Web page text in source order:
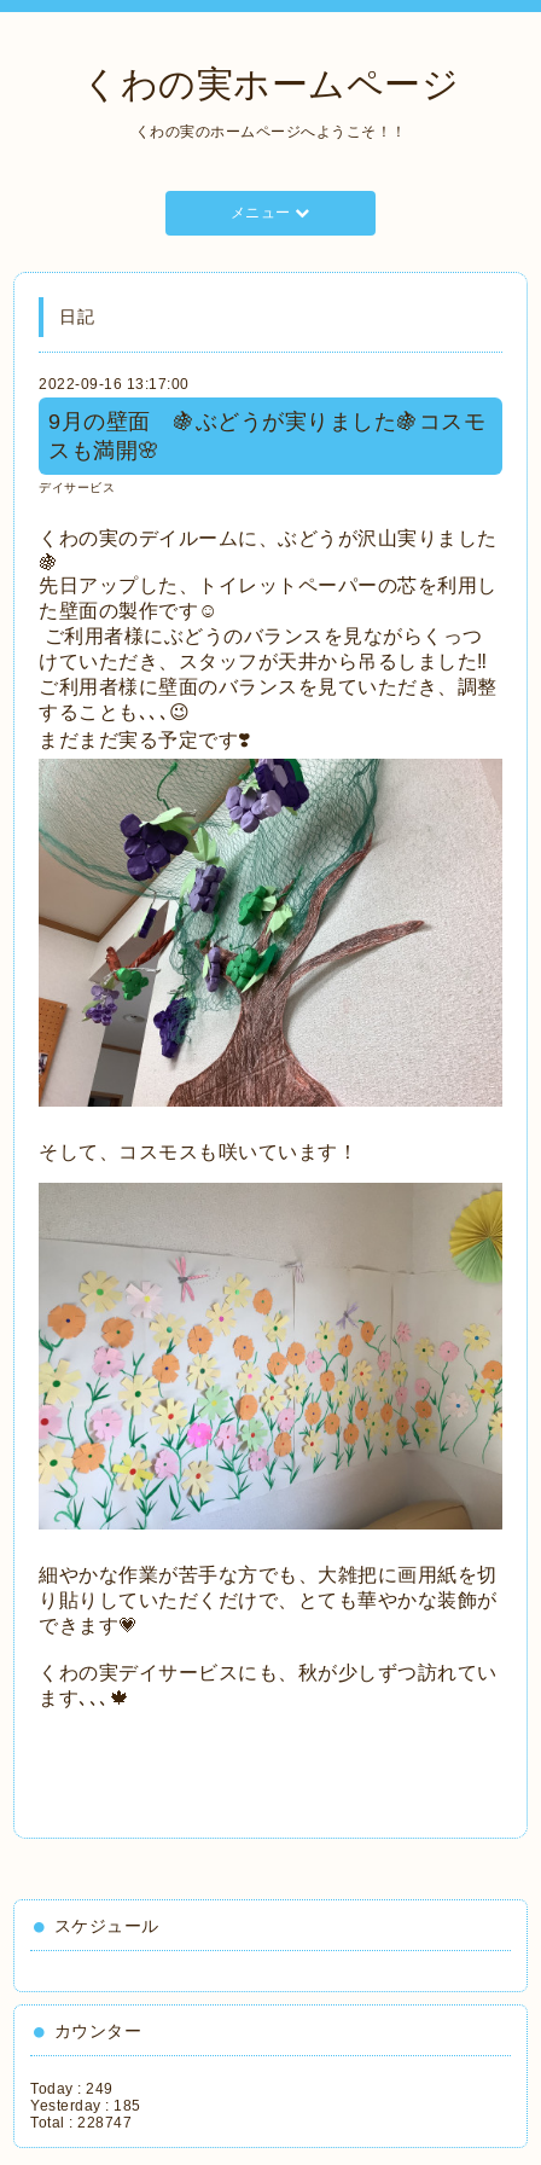
くわの実ホームページ
くわの実のホームページへようこそ！！
メニュー
日記
2022-09-16 13:17:00
9月の壁面 🍇ぶどうが実りました🍇コスモ
スも満開🌸
デイサービス
くわの実のデイルームに、ぶどうが沢山実りました
🍇
先日アップした、トイレットペーパーの芯を利用し
た壁面の製作です☺️
ご利用者様にぶどうのバランスを見ながらくっつ
けていただき、スタッフが天井から吊るしました‼️
ご利用者様に壁面のバランスを見ていただき、調整
することも､､､😉
まだまだ実る予定です❣️
そして、コスモスも咲いています！
細やかな作業が苦手な方でも、大雑把に画用紙を切
り貼りしていただくだけで、とても華やかな装飾が
できます💗
くわの実デイサービスにも、秋が少しずつ訪れてい
ます､､､🍁
スケジュール
カウンター
Today :249
Yesterday : 185
Total :228747